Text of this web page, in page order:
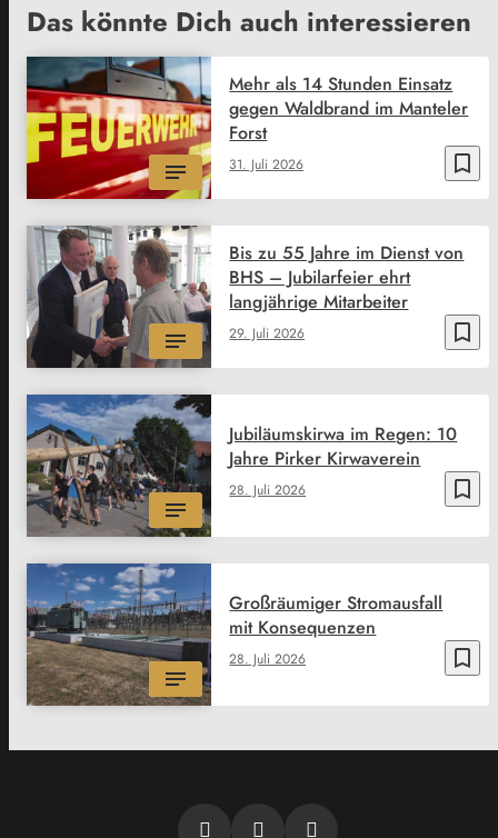
Das könnte Dich auch interessieren
bookmark_border
31. Juli 2026
Mehr als 14 Stunden Einsatz
gegen Waldbrand im Manteler
Forst
bookmark_border
29. Juli 2026
Bis zu 55 Jahre im Dienst von
BHS – Jubilarfeier ehrt
langjährige Mitarbeiter
bookmark_border
28. Juli 2026
Jubiläumskirwa im Regen: 10
Jahre Pirker Kirwaverein
bookmark_border
28. Juli 2026
Großräumiger Stromausfall
mit Konsequenzen